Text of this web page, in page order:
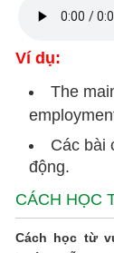
Ví dụ:
The
Các bài
động.
CÁCH HỌC
Cách học từ